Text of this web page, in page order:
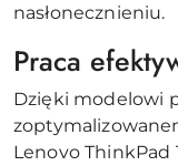
nasłonecznieniu.
Praca
Dzięki modelowi
Lenovo ThinkPad